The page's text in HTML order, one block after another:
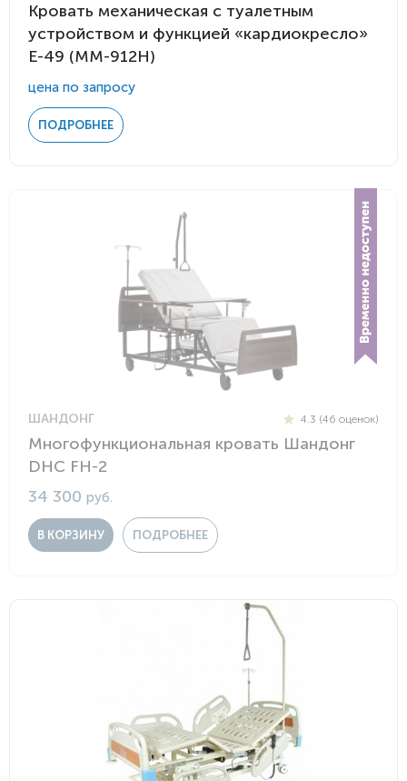
Кровать механическая с туалетным
устройством и функцией «кардиокресло»
Е-49 (MM-912Н)
цена по запросу
ПОДРОБНЕЕ
ШАНДОНГ 4.3 (46 оценок)
Многофункциональная кровать Шандонг
DHC FH-2
34 300 руб.
В КОРЗИНУ ПОДРОБНЕЕ